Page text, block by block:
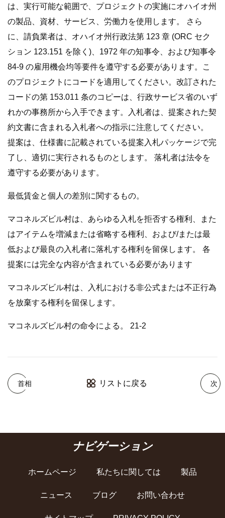
は、実行可能な範囲で、プロジェクトの実施にオハイオ州
の製品、資材、サービス、労働力を使用します。 さら
に、請負業者は、オハイオ州行政法第 123 章 (ORC セク
ション 123.151 を除く)、1972 年の知事令、および知事令
84-9 の雇用機会均等要件を遵守する必要があります。こ
のプロジェクトにコードを適用してください。改訂された
コードの第 153.011 条のコピーは、行政サービス省のいず
れかの事務所から入手できます。入札者は、提案された契
約文書に含まれる入札者への指示に注意してください。
提案は、仕様書に記載されている提案入札パッケージで完
了し、適切に実行されるものとします。 落札者は法令を
遵守する必要があります。
最低賃金と個人の差別に関するもの。
マコネルズビル村は、あらゆる入札を拒否する権利、また
はアイテムを増減または省略する権利、および/または最
低および最良の入札者に落札する権利を留保します。 各
提案には完全な内容が含まれている必要があります
マコネルズビル村は、入札における非公式または不正行為
を放棄する権利を留保します。
マコネルズビル村の命令による。 21-2
首相 リストに戻る 次
ナビゲーション
ホームページ 私たちに関しては 製品
ニュース ブログ お問い合わせ